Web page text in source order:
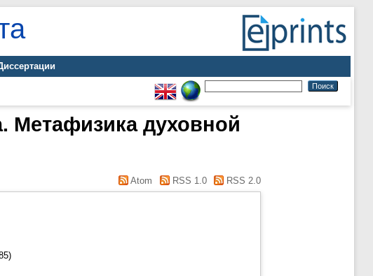
Метафизика духовной
Atom RSS 1.0 RSS 2.0